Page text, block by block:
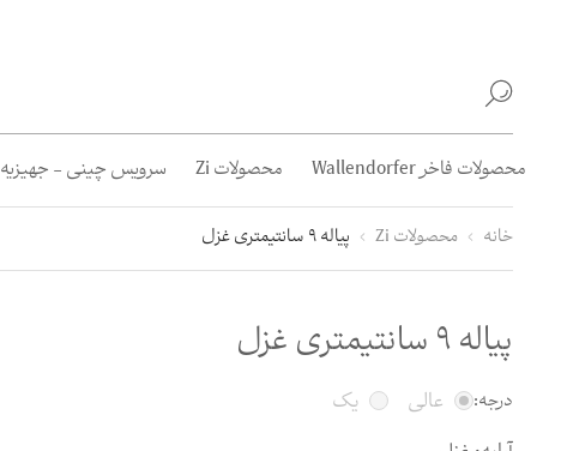
محصولات فاخر Wallendorfer محصولات Zi سرویس چینی - جهیزیه
خانه محصولات Zi پیاله 9 سانتیمتری غزل
پیاله 9 سانتیمتری غزل
درجه: عالی
یک